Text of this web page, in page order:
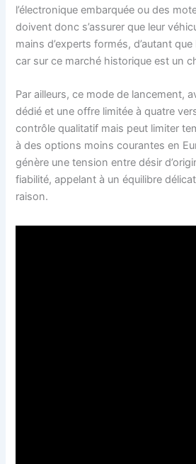
l’électronique embarquée ou des
doivent donc s’assurer que leur
mains d’experts formés, d’autant
car sur ce marché historique est un
Par ailleurs, ce mode de lancement,
dédié et une offre limitée à quatre
contrôle qualitatif mais peut limiter
à des options moins courantes en
génère une tension entre désir
fiabilité, appelant à un équilibre
raison.